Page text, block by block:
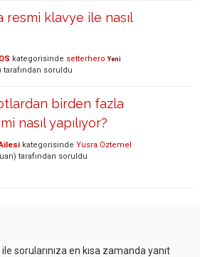
resmi klavye ile nasıl
kategorisinde setterhero Yeni
tarafından soruldu
birden fazla
nasıl yapılıyor?
kategorisinde Yusra Oztemel
tarafından soruldu
sorularınıza en kısa zamanda yanıt